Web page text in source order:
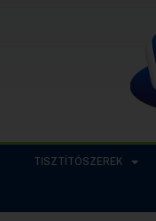
TISZTÍTÓSZEREK